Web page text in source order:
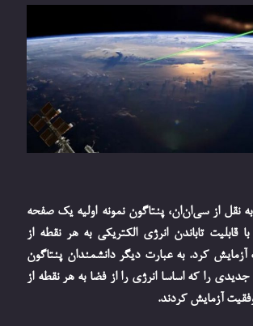
نقل از سی‌ان‌ان، پنتاگون نمونه اولیه یک صفحه
تاباندن انرژی الکتریکی به هر نقطه از
آزمایش کرد. به عبارت دیگر دانشمندان پنتاگون
جدیدی را که اساسا انرژی را از فضا به هر نقطه از
آزمایش کردند.